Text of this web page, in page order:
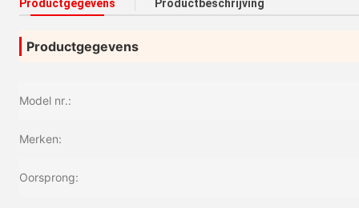
Productgegevens Productbeschrijving
Productgegevens
Model nr.:
Merken:
Oorsprong: